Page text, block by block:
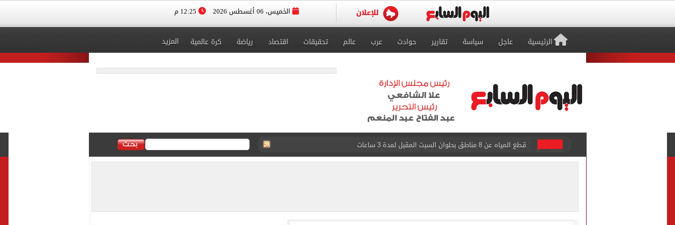
الخميس، 06 أغسطس 2026
الرئيسية عاجل سياسة تقارير حوادث عرب عالم تحقيقات اقتصاد رياضة كرة عالمية المزيد
محافظ البحيرة تعتمد نتيجة امتحانات الدور الثاني للإعدادية بنسبة نجاح 100%
أون سبورت تعلن إذاعة قرعة دورى أبطال أفريقيا والكونفدرالية اليوم
بعد انتقال محمد صلاح.. عمدة طرابزون يشترى 6661 قميصًا للنادى.. فيديو